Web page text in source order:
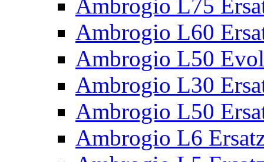
Ambrogio L75
Ambrogio L60
Ambrogio L50
Ambrogio L30
Ambrogio L50
Ambrogio L6